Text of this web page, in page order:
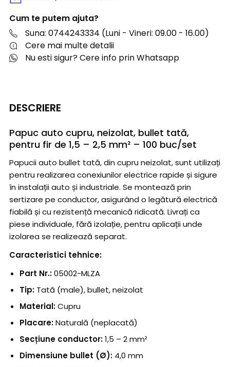
Cum te putem ajuta?
Suna: 0744243334 (Luni - Vineri: 09.00 - 16.00)
Cere mai multe detalii
Nu esti sigur? Cere info prin Whatsapp
DESCRIERE
Papuc auto cupru, neizolat, bullet tată,
pentru fir de 1,5 – 2,5 mm² – 100 buc/set
Papucii auto bullet tată, din cupru neizolat, sunt utilizați
pentru realizarea conexiunilor electrice rapide și sigure
în instalații auto și industriale. Se montează prin
sertizare pe conductor, asigurând o legătură electrică
fiabilă și cu rezistență mecanică ridicată. Livrați ca
piese individuale, fără izolație, pentru aplicații unde
izolarea se realizează separat.
Caracteristici tehnice:
Part Nr.:05002-MLZA
Tip: Tată (male), bullet, neizolat
Material:Cupru
Placare:Naturală (neplacată)
Secțiune conductor:1,5 – 2 mm²
Dimensiune bullet (Ø): 4,0 mm